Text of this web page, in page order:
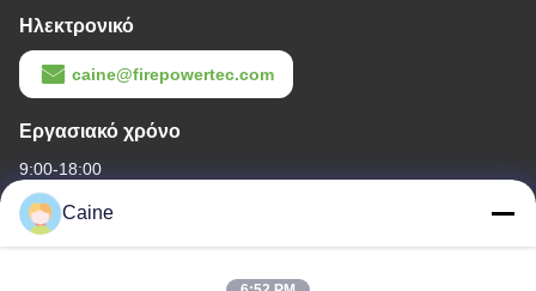
Ηλεκτρονικό
caine@firepowertec.com
Εργασιακό χρόνο
9:00-18:00
Η διεύθυνσή μας
Caine